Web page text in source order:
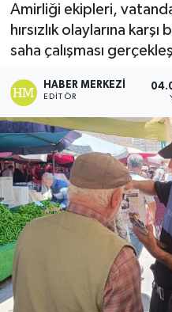
Amirliği ekipleri,
hırsızlık olaylarına
saha çalışması
HABER MERKEZI
EDITÖR